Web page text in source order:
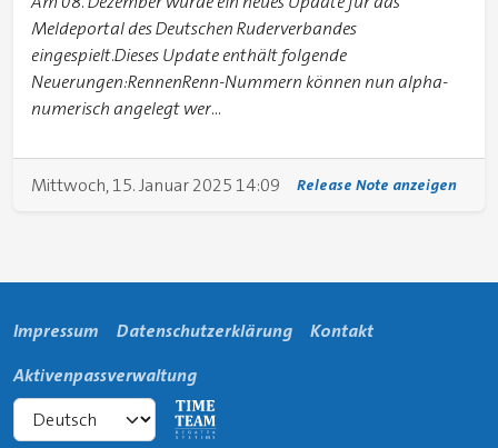
Meldeportal des Deutschen Ruderverbandes
eingespielt.Dieses Update enthält folgende
Neuerungen:RennenRenn-Nummern können nun alpha-
numerisch angelegt wer...
Mittwoch, 15. Januar 2025 14:09 Release Note anzeigen
Impressum Datenschutzerklärung
Kontakt
Aktivenpassverwaltung